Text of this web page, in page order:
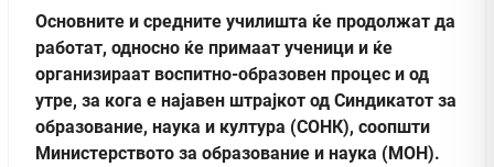
Oсновните и средните училишта ќе продолжат да
работат, односно ќе примаат ученици и ќе
организираат воспитно-образовен процес и од
утре, за кога е најавен штрајкот од Синдикатот за
образование, наука и култура (СОНК), соопшти
Министерството за образование и наука (МОН).